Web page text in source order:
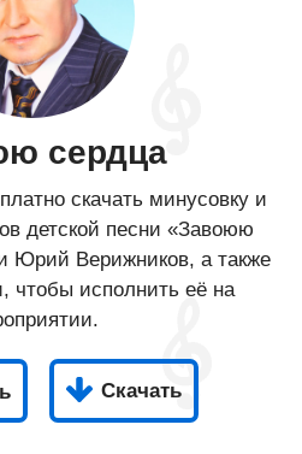
сердца
скачать минусовку и
детской песни «Завоюю
Юрий Верижников, а также
чтобы исполнить её на
Скачать